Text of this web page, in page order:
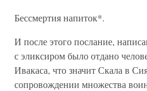
Бессмертия напиток*.
И после этого послание,
с эликсиром было отдано
Ивакаса, что значит Скала в
сопровождении множества